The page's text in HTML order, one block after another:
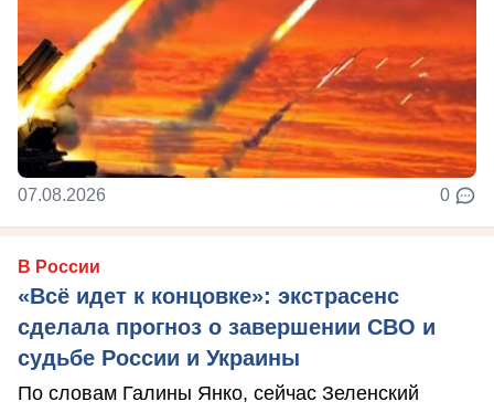
07.08.2026 0
В России
«Всё идет к концовке»: экстрасенс
сделала прогноз о завершении СВО и
судьбе России и Украины
По словам Галины Янко, сейчас Зеленский